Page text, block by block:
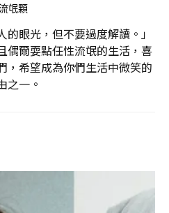
氓顆
的眼光，但不要過度解讀。」
偶爾耍點任性流氓的生活，喜
，希望成為你們生活中微笑的
之一。